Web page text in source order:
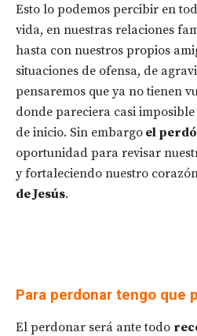
Esto lo podemos percibir en
vida, en nuestras relaciones
hasta con nuestros propios
situaciones de ofensa, de
pensaremos que ya no tienen
donde pareciera casi
de inicio. Sin embargo el
oportunidad para revisar
y fortaleciendo nuestro
de Jesús.
Para perdonar tengo que
El perdonar será ante todo